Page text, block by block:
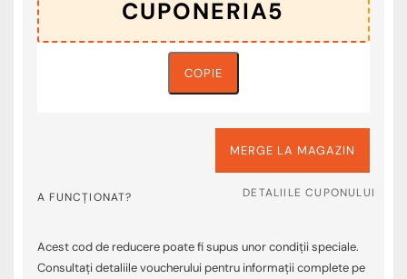
COPIE
MERGE LA MAGAZIN
A FUNCȚIONAT? DETALIILE CUPONULUI
Acest cod de reducere poate fi supus unor condiții speciale.
Consultați detaliile voucherului pentru informații complete pe